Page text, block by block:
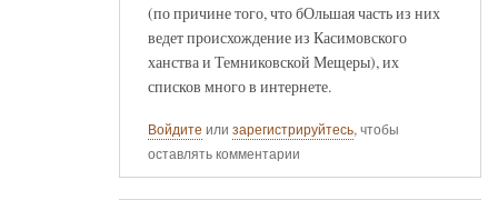
(по причине того, что бОльшая часть из них
ведет происхождение из Касимовского
ханства и Темниковской Мещеры), их
списков много в интернете.
Войдите или зарегистрируйтесь, чтобы
оставлять комментарии